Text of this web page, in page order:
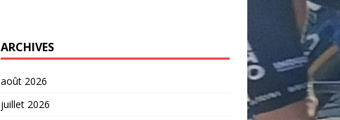
ARCHIVES
août 2026
juillet 2026